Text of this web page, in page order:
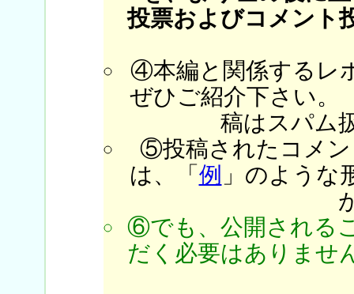
投票およびコメント
④本編と関係するレ
ぜひご紹介下さい。
稿はスパム
⑤投稿されたコメン
は、「 例 」のような
⑥でも、公開される
だく必要はありませ